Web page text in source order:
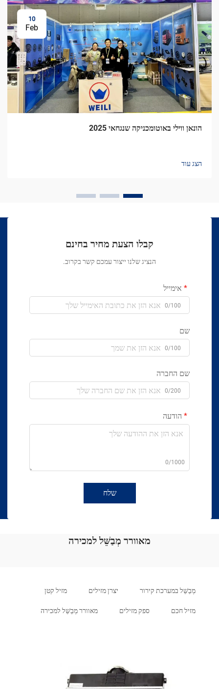
10
Feb
הונאן ווילי באוטומכניקה שנגחאי 2025
הצג עוד
קבלו הצעת מחיר בחינם
הנציג שלנו ייצור עמכם קשר בקרוב.
אימייל
0/100
שם
0/100
שם החברה
0/200
הודעה
0/1000
שלח
מאוורר מְבַשֵּׁל למכירה
מְבַשֵּׁל במערכת קירור יצרן מזילים מזיל קטן
מזיל חכם ספק מזילים מאוורר מְבַשֵּׁל למכירה